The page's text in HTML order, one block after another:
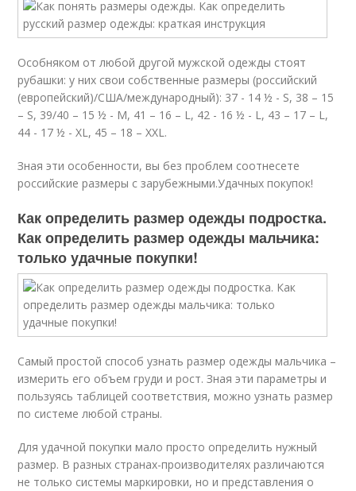
Особняком от любой другой мужской одежды стоят
рубашки: у них свои собственные размеры (российский
(европейский)/США/международный): 37 - 14 ½ - S, 38 – 15
– S, 39/40 – 15 ½ - М, 41 – 16 – L, 42 - 16 ½ - L, 43 – 17 – L,
44 - 17 ½ - XL, 45 – 18 – XXL.
Зная эти особенности, вы без проблем соотнесете
российские размеры с зарубежными.Удачных покупок!
Как определить размер одежды подростка.
Как определить размер одежды мальчика:
только удачные покупки!
Самый простой способ узнать размер одежды мальчика –
измерить его объем груди и рост. Зная эти параметры и
пользуясь таблицей соответствия, можно узнать размер
по системе любой страны.
Для удачной покупки мало просто определить нужный
размер. В разных странах-производителях различаются
не только системы маркировки, но и представления о